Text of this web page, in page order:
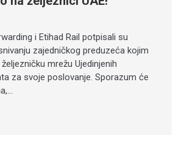
i Etihad Rail potpisali su
zajedničkog preduzeća kojim
mrežu Ujedinjenih
za svoje poslovanje. Sporazum će